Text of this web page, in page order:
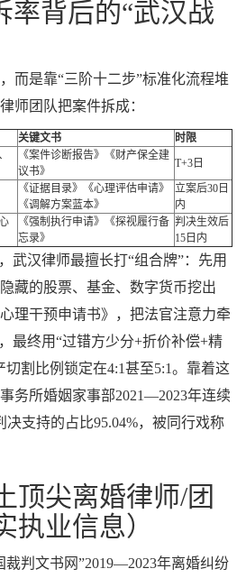
率背后的“武汉战
而是靠“三阶十二步”标准化流程堆
师团队把案件拆成：
关键文书
时限
《案件诊断报告》《财产保全建
议书》
T+3日
《证据目录》《心理评估申请》
《调解方案蓝本》
立案后30日
内
《强制执行申请》《探视履行备
忘录》
判决生效后
15日内
武汉律师最擅长打“组合牌”：先用
藏的股票、基金、数字货币挖出
理干预申请书》，把法官注意力牵
最终用“过错方少分+折价补偿+精
割比例锁定在4:1甚至5:1。靠着这
务所婚姻家事部2021—2023年连续
决支持的占比95.04%，被同行戏称
顶尖离婚律师/团
执业信息）
裁判文书网”2019—2023年离婚纠纷